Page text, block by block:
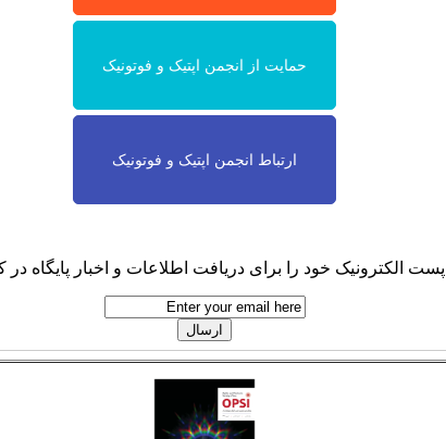
حمایت از انجمن اپتیک و فوتونیک
ارتباط انجمن اپتیک و فوتونیک
الکترونیک خود را برای دریافت اطلاعات و اخبار پایگاه در